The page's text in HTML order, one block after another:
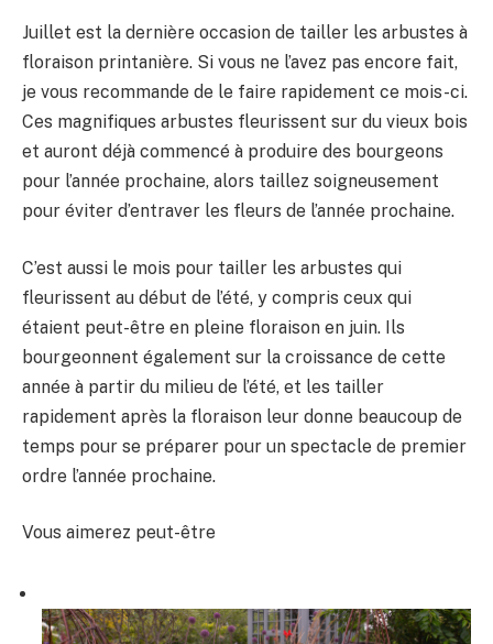
Juillet est la dernière occasion de tailler les arbustes à
floraison printanière. Si vous ne l’avez pas encore fait,
je vous recommande de le faire rapidement ce mois-ci.
Ces magnifiques arbustes fleurissent sur du vieux bois
et auront déjà commencé à produire des bourgeons
pour l’année prochaine, alors taillez soigneusement
pour éviter d’entraver les fleurs de l’année prochaine.
C’est aussi le mois pour tailler les arbustes qui
fleurissent au début de l’été, y compris ceux qui
étaient peut-être en pleine floraison en juin. Ils
bourgeonnent également sur la croissance de cette
année à partir du milieu de l’été, et les tailler
rapidement après la floraison leur donne beaucoup de
temps pour se préparer pour un spectacle de premier
ordre l’année prochaine.
Vous aimerez peut-être